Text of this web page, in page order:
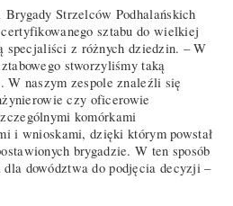
Strzelców Podhalańskich
sztabu do wielkiej
z różnych dziedzin. – W
stworzyliśmy taką
W naszym zespole znaleźli się
czy oficerowie
komórkami
i wnioskami, dzięki którym powstał
brygadzie. W ten sposób
dowództwa do podjęcia decyzji –